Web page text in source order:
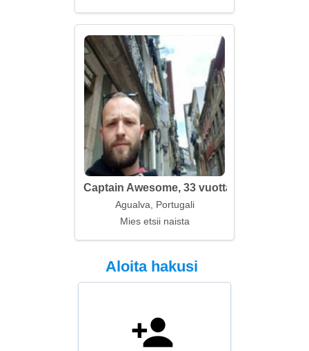
Captain Awesome, 33 vuotta
Agualva, Portugali
Mies etsii naista
Aloita hakusi